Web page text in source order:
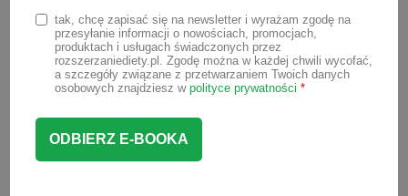
potem wyrzucić opakowanie. Szybko,
łatwo, czysto i przyjemnie. Ale czy musy
w tubkach są zdrowe? Czy można je
rozszerzania diety niemowlaka? Na te
pytania postaram się odpowiedzieć w
tak, chcę zapisać się na newsletter i wyrażam zgodę na
przesyłanie informacji o nowościach, promocjach,
produktach i usługach świadczonych przez
rozszerzaniediety.pl. Zgodę można w każdej chwili wycofać,
a szczegóły związane z przetwarzaniem Twoich danych
osobowych znajdziesz w polityce prywatności *